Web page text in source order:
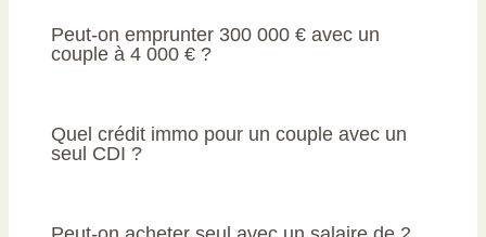
Peut-on emprunter 300 000 € avec un
couple à 4 000 € ?
Quel crédit immo pour un couple avec un
seul CDI ?